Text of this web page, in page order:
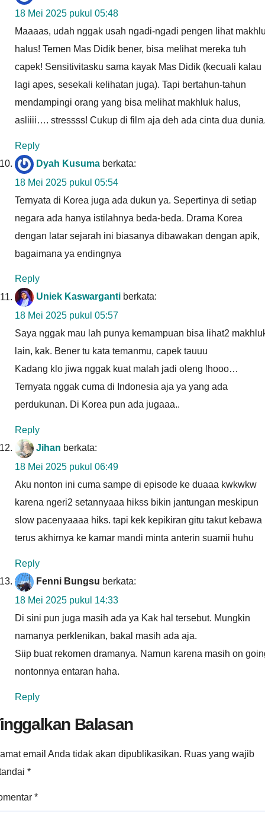
18 Mei 2025 pukul 05:48
Maaaas, udah nggak usah ngadi-ngadi pengen lihat
halus! Temen Mas Didik bener, bisa melihat mereka tuh
capek! Sensitivitasku sama kayak Mas Didik (kecuali kalau
lagi apes, sesekali kelihatan juga). Tapi bertahun-tahun
mendampingi orang yang bisa melihat makhluk halus,
asliiii…. stressss! Cukup di film aja deh ada cinta dua
Reply
Dyah Kusuma berkata:
18 Mei 2025 pukul 05:54
Ternyata di Korea juga ada dukun ya. Sepertinya di setiap
negara ada hanya istilahnya beda-beda. Drama Korea
dengan latar sejarah ini biasanya dibawakan dengan apik,
bagaimana ya endingnya
Reply
Uniek Kaswarganti berkata:
18 Mei 2025 pukul 05:57
Saya nggak mau lah punya kemampuan bisa lihat2
lain, kak. Bener tu kata temanmu, capek tauuu
Kadang klo jiwa nggak kuat malah jadi oleng lhooo…
Ternyata nggak cuma di Indonesia aja ya yang ada
perdukunan. Di Korea pun ada jugaaa..
Reply
Jihan berkata:
18 Mei 2025 pukul 06:49
Aku nonton ini cuma sampe di episode ke duaaa kwkwkw
karena ngeri2 setannyaaa hikss bikin jantungan meskipun
slow pacenyaaaa hiks. tapi kek kepikiran gitu takut kebawa
terus akhirnya ke kamar mandi minta anterin suamii huhu
Reply
Fenni Bungsu berkata:
18 Mei 2025 pukul 14:33
Di sini pun juga masih ada ya Kak hal tersebut. Mungkin
namanya perklenikan, bakal masih ada aja.
Siip buat rekomen dramanya. Namun karena masih on
nontonnya entaran haha.
Reply
Balasan
email Anda tidak akan dipublikasikan. Ruas yang wajib
*
*